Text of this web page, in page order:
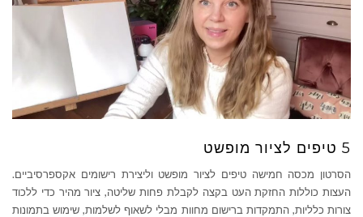
5 טיפים לציור מופשט
הסרטון מכסה חמישה טיפים לציור מופשט וליצירת רישומים אקספרסיביים.
העצות כוללות החזקת העט בקצה לקבלת פחות שליטה, ציור מהיר כדי ללכוד
צורות כלליות, התמקדות ברישום מחוות מבלי לשאוף לשלמות, שימוש בתמונות